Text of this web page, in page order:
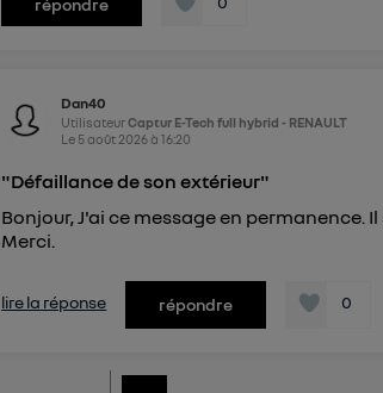
répondre
Dan40
UtilisateurCaptur E-Tech full hybrid - RENAULT
Le 5 août 2026à16:20
"Défaillance de son extérieur"
Bonjour, J'ai ce message en
Merci.
lire la réponse répondre 0